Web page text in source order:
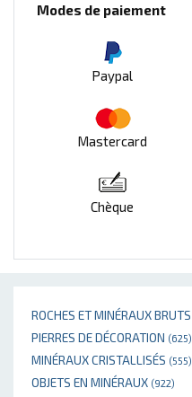
ROCHES ET MINÉRAUX BRUTS
PIERRES DE DÉCORATION (625)
MINÉRAUX CRISTALLISÉS (555)
OBJETS EN MINÉRAUX (922)
Modes de paiement
Paypal
Mastercard
Chèque